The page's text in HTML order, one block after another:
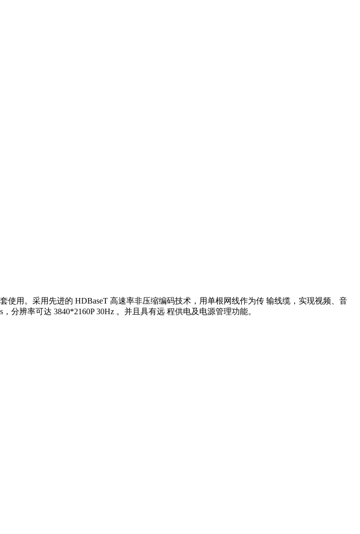
用。采用先进的 HDBaseT 高速率非压缩编码技术，用单根网线作为传 输线缆，实现视频、音
分辨率可达 3840*2160P 30Hz 。并且具有远 程供电及电源管理功能。